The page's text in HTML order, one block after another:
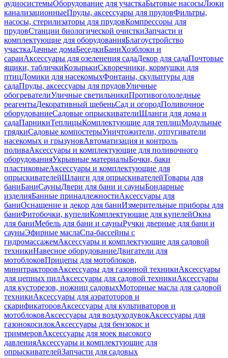
аудиосистемыОборудование для участкаБытовые насосыЛюки
канализационныеПруды, аксессуары для прудовФильтры,
насосы, стерилизаторы для прудовКомпрессоры для
прудовСтанции биологической очисткиЗапчасти и
комплектующие для оборудованияБлагоустройство
участкаДачные домаБеседкиБаниХозблоки и
сараиАксессуары для озеленения садаДекор для садаПочтовые
ящики, табличкиКозырькиСкворечники, кормушки для
птицДомики для насекомыхФонтаны, скульптуры для
садаПруды, аксессуары для прудовУличные
обогревателиУличные светильникиПротивогололедные
реагентыДекоративный щебеньСад и огородПоливочное
оборудованиеСадовые опрыскивателиШланги для дома и
садаПарникиТеплицыКомплектующие для теплицМодульные
грядкиСадовые компостерыУничтожители, отпугиватели
насекомых и грызуновАвтоматизация и контроль
поливаАксессуары и комплектующие для поливочного
оборудованияУкрывные материалыБочки, баки
пластиковыеАксессуары и комплектующие для
опрыскивателейШланги для опрыскивателейТовары для
баниБаниСауныДвери для бани и сауныБондарные
изделияБанные принадлежностиАксессуары для
баниОснащение и декор для баниИзмерительные приборы для
баниФитобочки, купелиКомплектующие для купелейОкна
для баниМебель для бани и сауныРучки дверные для бани и
сауныЭфирные маслаСпа-бассейны с
гидромассажемАксессуары и комплектующие для садовой
техникиНавесное оборудованиеДвигатели для
мотоблоковПрицепы для мотоблоков,
минитракторовАксессуары для газонной техникиАксессуары
для цепных пилАксессуары для садовой техникиАксессуары
для кусторезов, ножниц садовыхМоторные масла для садовой
техникиАксессуары для аэратоторов и
скарификаторовАксессуары для культиваторов и
мотоблоковАксессуары для воздуходувокАксессуары для
газонокосилокАксессуары для бензокос и
триммеровАксессуары для моек высокого
давленияАксессуары и комплектующие для
опрыскивателейЗапчасти для садовых